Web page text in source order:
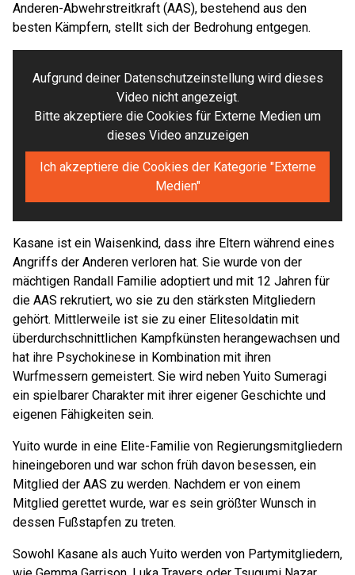
Anderen-Abwehrstreitkraft (AAS), bestehend aus den
besten Kämpfern, stellt sich der Bedrohung entgegen.
Aufgrund deiner Datenschutzeinstellung wird dieses
Video nicht angezeigt.
Bitte akzeptiere die Cookies für Externe Medien um
dieses Video anzuzeigen
Ich akzeptiere die Cookies der Kategorie "Externe
Medien"
Kasane ist ein Waisenkind, dass ihre Eltern während eines
Angriffs der Anderen verloren hat. Sie wurde von der
mächtigen Randall Familie adoptiert und mit 12 Jahren für
die AAS rekrutiert, wo sie zu den stärksten Mitgliedern
gehört. Mittlerweile ist sie zu einer Elitesoldatin mit
überdurchschnittlichen Kampfkünsten herangewachsen und
hat ihre Psychokinese in Kombination mit ihren
Wurfmessern gemeistert. Sie wird neben Yuito Sumeragi
ein spielbarer Charakter mit ihrer eigener Geschichte und
eigenen Fähigkeiten sein.
Yuito wurde in eine Elite-Familie von Regierungsmitgliedern
hineingeboren und war schon früh davon besessen, ein
Mitglied der AAS zu werden. Nachdem er von einem
Mitglied gerettet wurde, war es sein größter Wunsch in
dessen Fußstapfen zu treten.
Sowohl Kasane als auch Yuito werden von Partymitgliedern,